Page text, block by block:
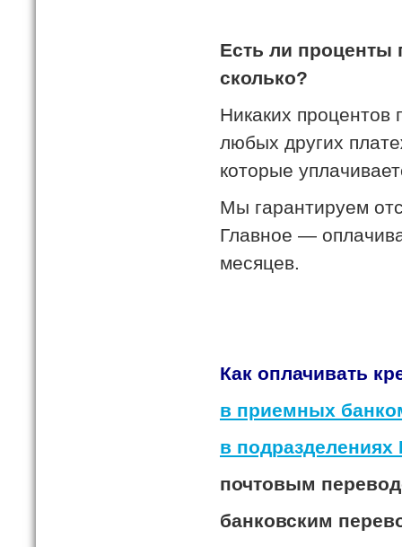
Есть ли проценты
сколько?
Никаких процентов
любых других
которые
Мы гарантируем
Главное —
месяцев.
Как оплачивать
в приемных
в подразделениях
почтовым
банковским